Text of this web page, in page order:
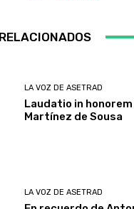
LA VOZ DE ASETRAD
Laudatio in
Martínez de Sousa
LA VOZ DE ASETRAD